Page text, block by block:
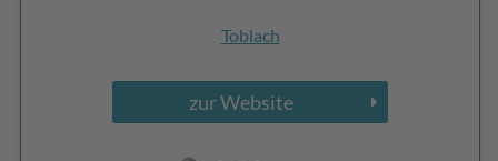
Toblach
zur Website